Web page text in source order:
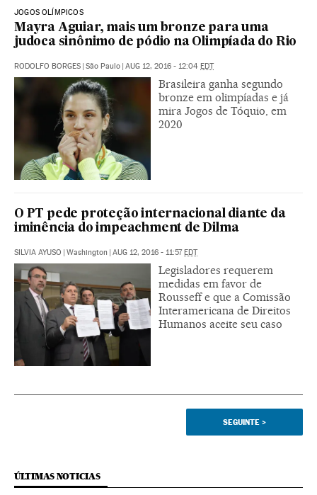
JOGOS OLÍMPICOS
Mayra Aguiar, mais um bronze para uma
judoca sinônimo de pódio na Olimpíada do Rio
RODOLFO BORGES São Paulo AUG 12, 2016 - 12:04 EDT
Brasileira ganha segundo
bronze em olimpíadas e já
mira Jogos de Tóquio, em
2020
O PT pede proteção internacional diante da
iminência do impeachment de Dilma
SILVIA AYUSO Washington AUG 12, 2016 - 11:57 EDT
Legisladores requerem
medidas em favor de
Rousseff e que a Comissão
Interamericana de Direitos
Humanos aceite seu caso
SEGUINTE >
ÚLTIMAS NOTICIAS